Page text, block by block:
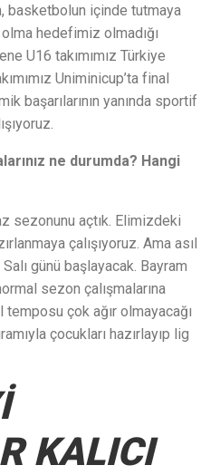
basketbolun içinde tutmaya
olma hedefimiz olmadığı
U16 takımımız Türkiye
Uniminicup’ta final
başarılarının yanında sportif
ne durumda? Hangi
sezonunu açtık. Elimizdeki
çalışıyoruz. Ama asıl
günü başlayacak. Bayram
sezon çalışmalarına
temposu çok ağır olmayacağı
çocukları hazırlayıp lig
KALICI